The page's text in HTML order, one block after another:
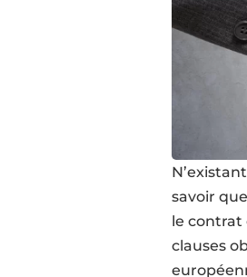
savoir
le contrat
clauses